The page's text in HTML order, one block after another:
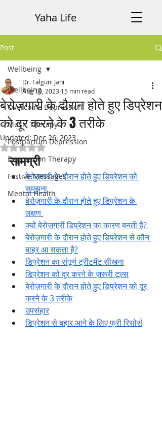
Yaha Life
Post
Wellbeing
Overcome Depression
Music Therapy
Postpartum Depression
Depression Therapy
Festive Messages
Mental Health
Wellbeing
बेरोज़गारी के दौरान होते हुए डिप्रेशन
को दूर करने के 3 तरीके
Dr. Falguni Jani
Aug 19, 2023 15 min read
Updated: Dec 26, 2023
Rated NaN out of 5 stars.
सामग्री
बेरोज़गारी के दौरान होते हुए डिप्रेशन को
समझना
बेरोज़गारी के दौरान होते हुए डिप्रेशन के
लक्षण
क्यों बेरोज़गारी डिप्रेशन का कारण बनती है?
बेरोज़गारी के दौरान होते हुए डिप्रेशन से कौन
बाहर आ सकता है?
डिप्रेशन का संपूर्ण ट्रीटमेंट सीखना
डिप्रेशन को दूर करने के ज़रूरी टूल्स
बेरोज़गारी के दौरान होते हुए डिप्रेशन को दूर
करने के 3 तरीके
उपसंहार
डिप्रेशन से बहार आने के लिए फ्री रिसोर्स